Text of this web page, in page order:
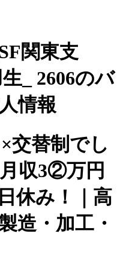
関東支
_ 2606のバ
情報
交替制でし
収3②万円
休み！｜高
造・加工・